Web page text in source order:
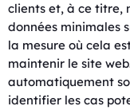
clients et, à ce titre,
données minimales
la mesure où cela
maintenir le site
automatiquement
identifier les cas